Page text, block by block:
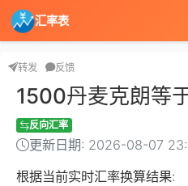
汇率表
转发 反馈
1500丹麦克朗等
反向汇率
更新日期: 2026-08-07
根据当前实时汇率换算结果: